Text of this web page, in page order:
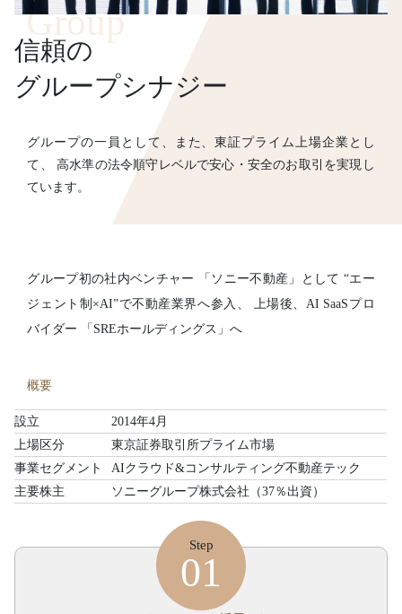
信頼の
グループシナジー
Group
グループの一員として、また、東証プライム上場企業とし
て、 高水準の法令順守レベルで安心・安全のお取引を実現し
ています。
グループ初の社内ベンチャー 「ソニー不動産」として “エー
ジェント制×AI”で不動産業界へ参入、
上場後、AI SaaSプロ
バイダー 「SREホールディングス」へ
概要
設立
2014年4月
上場区分
東京証券取引所プライム市場
事業セグメント
AIクラウド&コンサルティング不動産テック
主要株主
ソニーグループ株式会社（37％出資）
Step
01